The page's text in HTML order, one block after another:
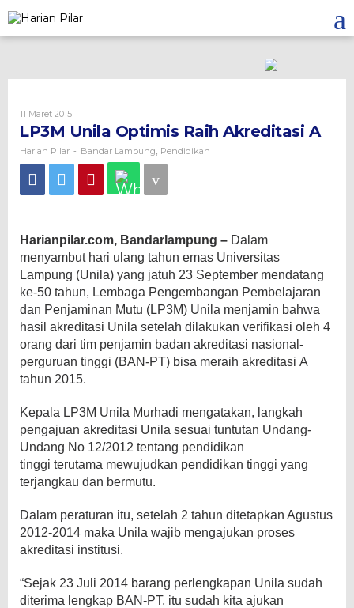
to
content
11 Maret 2015Oleh
Harian
Pilar
LP3M Unila Optimis Raih Akreditasi A
Harian Pilar - Bandar Lampung Pendidikan
Harianpilar.com, Bandarlampung – Dalam
menyambut hari ulang tahun emas Universitas
Lampung (Unila) yang jatuh 23 September mendatang
ke-50 tahun, Lembaga Pengembangan Pembelajaran
dan Penjaminan Mutu (LP3M) Unila menjamin bahwa
hasil akreditasi Unila setelah dilakukan verifikasi oleh 4
orang dari tim penjamin badan akreditasi nasional-
perguruan tinggi (BAN-PT) bisa meraih akreditasi A
tahun 2015.
Kepala LP3M Unila Murhadi mengatakan, langkah
pengajuan akreditasi Unila sesuai tuntutan Undang-
Undang No 12/2012 tentang pendidikan
tinggi terutama mewujudkan pendidikan tinggi yang
terjangkau dan bermutu.
Dalam peraturan itu, setelah 2 tahun ditetapkan Agustus
2012-2014 maka Unila wajib mengajukan proses
akreditasi institusi.
“Sejak 23 Juli 2014 barang perlengkapan Unila sudah
diterima lengkap BAN-PT, itu sudah kita ajukan